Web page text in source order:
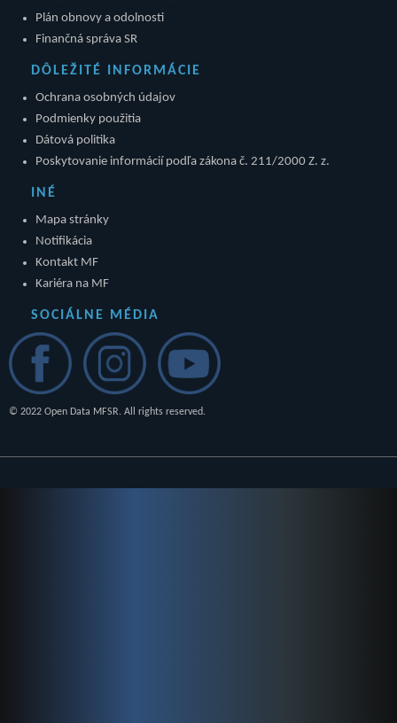
Plán obnovy a odolnosti
Finančná správa SR
DÔLEŽITÉ INFORMÁCIE
Ochrana osobných údajov
Podmienky použitia
Dátová politika
Poskytovanie informácií podľa zákona č. 211/2000 Z. z.
INÉ
Mapa stránky
Notifikácia
Kontakt MF
Kariéra na MF
SOCIÁLNE MÉDIA
© 2022 Open Data MFSR. All rights reserved.